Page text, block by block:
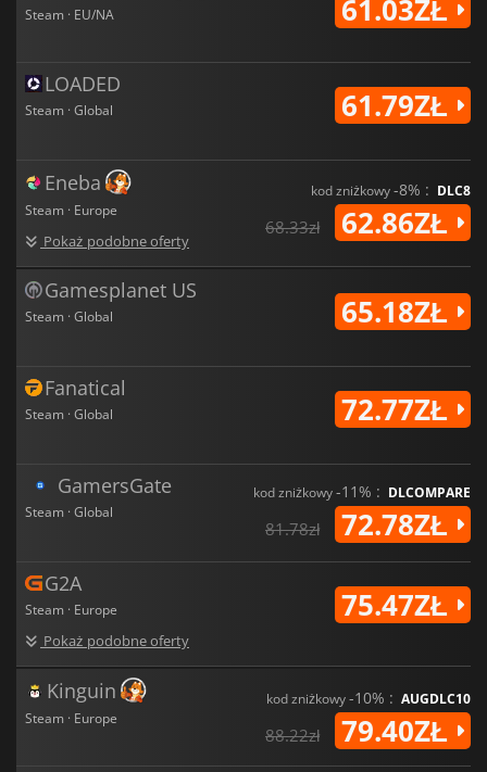
Steam · EU/NA 61.03ZŁ
LOADED
Steam · Global 61.79ZŁ
Eneba
Steam · Europe
Pokaż podobne oferty
kod zniżkowy-8% : DLC8
68.33zł 62.86ZŁ
Gamesplanet US
Steam · Global 65.18ZŁ
Fanatical
Steam · Global 72.77ZŁ
GamersGate
Steam · Global
kod zniżkowy-11% : DLCOMPARE
81.78zł 72.78ZŁ
G2A
Steam · Europe
Pokaż podobne oferty
75.47ZŁ
Kinguin
Steam · Europe
kod zniżkowy-10% : AUGDLC10
88.22zł 79.40ZŁ